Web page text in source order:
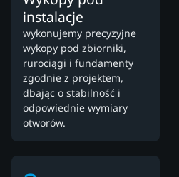
instalacje
wykonujemy precyzyjne
wykopy pod zbiorniki,
rurociągi i fundamenty
zgodnie z projektem,
dbając o stabilność i
odpowiednie wymiary
otworów.